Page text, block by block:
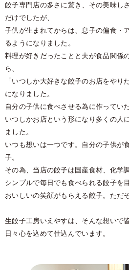
餃子専門店の多さに驚き、その美味し
だけでしたが、
子供が生まれてからは、息子の偏食・
るようになりました。
料理が好きだったことと夫が食品関係
ら、
「いつしか大好きな餃子のお店をやり
になりました。
自分の子供に食べさせる為に作っていた
いつしかお店という形になり多くの人
ました。
いつも想いは一つです。自分の子供が
子。
その為、当店の餃子は国産食材、化学
シンプルで毎日でも食べられる餃子を
おいしいの笑顔がもらえる餃子。ただ
生餃子工房いえやすは、そんな想いで
日々心を込めて仕込んでいます。